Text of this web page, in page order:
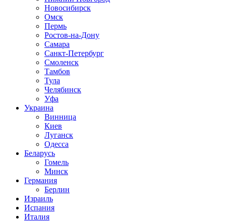
Новосибирск
Омск
Пермь
Ростов-на-Дону
Самара
Санкт-Петербург
Смоленск
Тамбов
Тула
Челябинск
Уфа
Украина
Винница
Киев
Луганск
Одесса
Беларусь
Гомель
Минск
Германия
Берлин
Израиль
Испания
Италия